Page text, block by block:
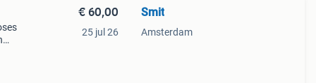
€ 60,00
25 jul 26
Smit
Amsterdam